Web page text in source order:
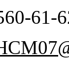
61-